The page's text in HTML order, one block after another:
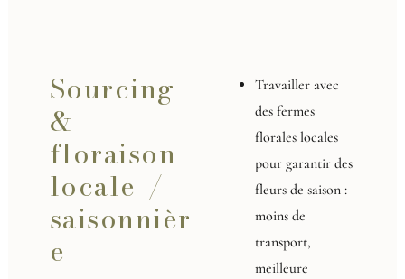
Sourcing
&
floraison
locale /
saisonnièr
e
Travailler avec
des fermes
florales locales
pour garantir des
fleurs de saison :
moins de
transport,
meilleure